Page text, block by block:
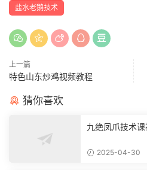
盐水老鹅技术
上一篇
特色山东炒鸡视频教程
猜你喜欢
九绝凤爪技术
2025-04-30